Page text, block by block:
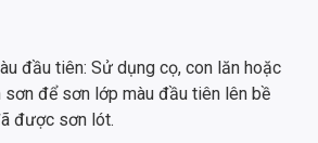
đầu tiên: Sử dụng cọ, con lăn hoặc
sơn để sơn lớp màu đầu tiên lên bề
được sơn lót.